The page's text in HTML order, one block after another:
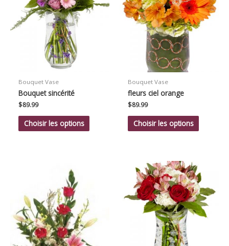
Bouquet Vase
Bouquet sincérité
$89.99
Choisir les options
Bouquet Vase
fleurs ciel orange
$89.99
Choisir les options